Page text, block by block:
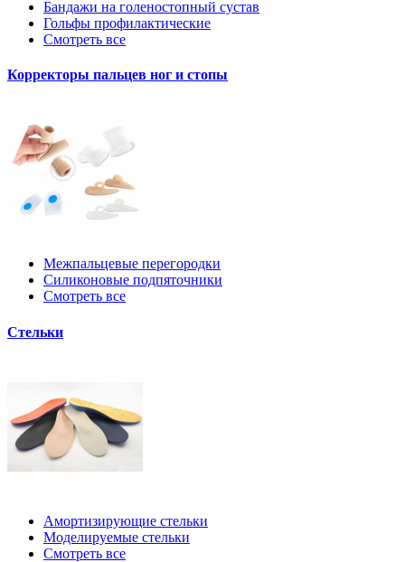
Бандажи на голеностопный сустав
Гольфы профилактические
Смотреть все
Корректоры пальцев ног и стопы
Межпальцевые перегородки
Силиконовые подпяточники
Смотреть все
Стельки
Амортизирующие стельки
Моделируемые стельки
Смотреть все